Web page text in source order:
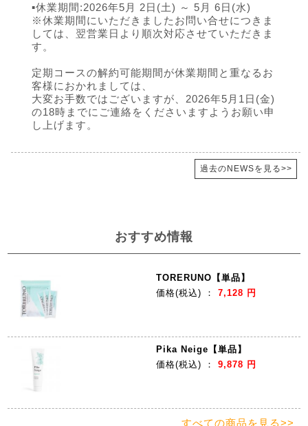
▪️休業期間:2026年5月 2日(土) ～ 5月 6日(水)
※休業期間にいただきましたお問い合せにつきま
しては、翌営業日より順次対応させていただきま
す。
定期コースの解約可能期間が休業期間と重なるお
客様におかれましては、
大変お手数ではございますが、2026年5月1日(金)
の18時までにご連絡をくださいますようお願い申
し上げます。
過去のNEWSを見る>>
おすすめ情報
TORERUNO【単品】
価格(税込) ： 7,128 円
Pika Neige【単品】
価格(税込) ： 9,878 円
すべての商品を見る>>